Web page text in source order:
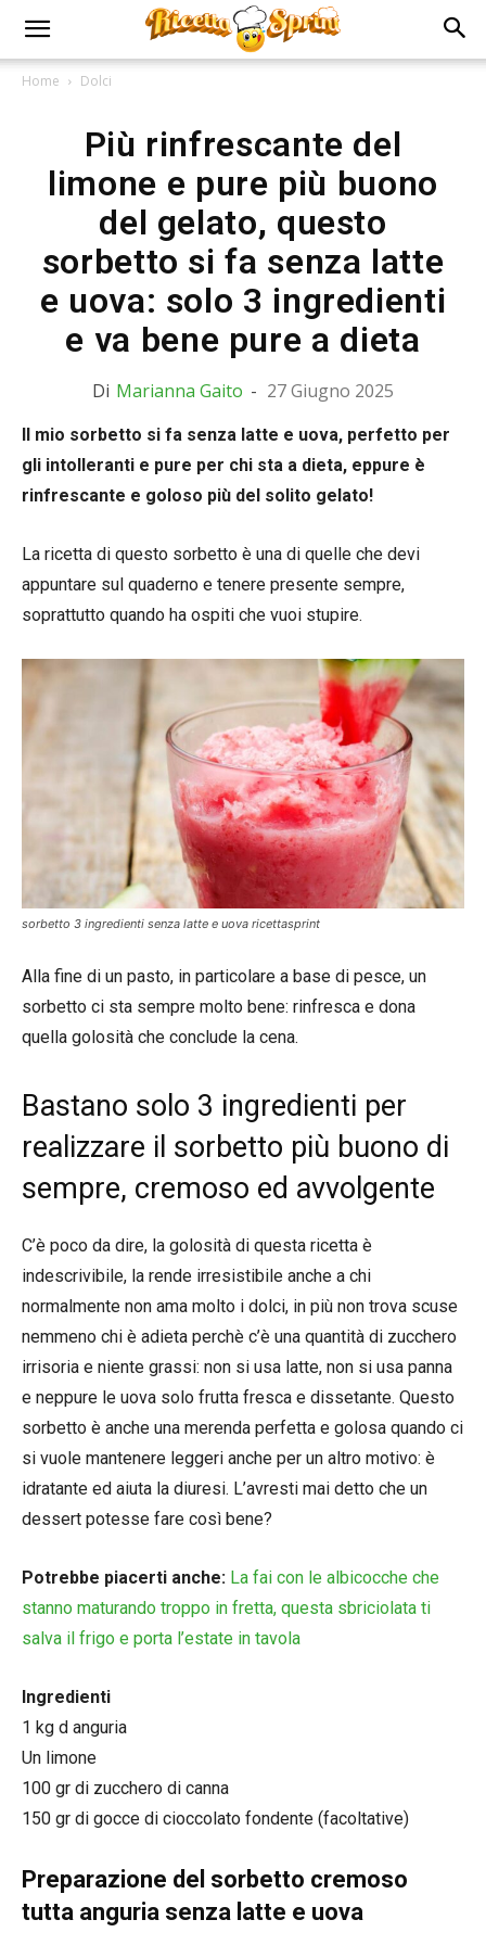
Home Dolci
Più rinfrescante del
limone e pure più buono
del gelato, questo
sorbetto si fa senza latte
e uova: solo 3 ingredienti
e va bene pure a dieta
Di Marianna Gaito - 27 Giugno 2025
Il mio sorbetto si fa senza latte e uova, perfetto per
gli intolleranti e pure per chi sta a dieta, eppure è
rinfrescante e goloso più del solito gelato!
La ricetta di questo sorbetto è una di quelle che devi
appuntare sul quaderno e tenere presente sempre,
soprattutto quando ha ospiti che vuoi stupire.
sorbetto 3 ingredienti senza latte e uova ricettasprint
Alla fine di un pasto, in particolare a base di pesce, un
sorbetto ci sta sempre molto bene: rinfresca e dona
quella golosità che conclude la cena.
Bastano solo 3 ingredienti per
realizzare il sorbetto più buono di
sempre, cremoso ed avvolgente
C’è poco da dire, la golosità di questa ricetta è
indescrivibile, la rende irresistibile anche a chi
normalmente non ama molto i dolci, in più non trova scuse
nemmeno chi è adieta perchè c’è una quantità di zucchero
irrisoria e niente grassi: non si usa latte, non si usa panna
e neppure le uova solo frutta fresca e dissetante. Questo
sorbetto è anche una merenda perfetta e golosa quando ci
si vuole mantenere leggeri anche per un altro motivo: è
idratante ed aiuta la diuresi. L’avresti mai detto che un
dessert potesse fare così bene?
Potrebbe piacerti anche: La fai con le albicocche che
stanno maturando troppo in fretta, questa sbriciolata ti
salva il frigo e porta l’estate in tavola
Ingredienti
1 kg d anguria
Un limone
100 gr di zucchero di canna
150 gr di gocce di cioccolato fondente (facoltative)
Preparazione del sorbetto cremoso
tutta anguria senza latte e uova